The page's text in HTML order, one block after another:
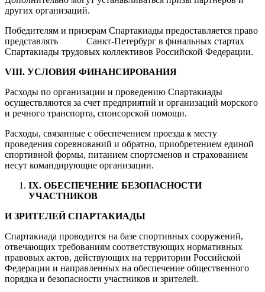
других организаций.
Победителям и призерам Спартакиады предоставляется право
представлять Санкт-Петербург в финальных стартах
Спартакиады трудовых коллективов Российской Федерации.
VIII. УСЛОВИЯ ФИНАНСИРОВАНИЯ
Расходы по организации и проведению Спартакиады
осуществляются за счет предприятий и организаций морского
и речного транспорта, спонсорской помощи.
Расходы, связанные с обеспечением проезда к месту
проведения соревнований и обратно, приобретением единой
спортивной формы, питанием спортсменов и страхованием
несут командирующие организации.
IX. ОБЕСПЕЧЕНИЕ БЕЗОПАСНОСТИ
УЧАСТНИКОВ
И ЗРИТЕЛЕЙ СПАРТАКИАДЫ
Спартакиада проводится на базе спортивных сооружений,
отвечающих требованиям соответствующих нормативных
правовых актов, действующих на территории Российской
Федерации и направленных на обеспечение общественного
порядка и безопасности участников и зрителей.